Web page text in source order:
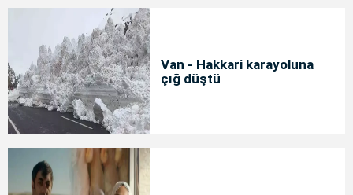
Van - Hakkari karayoluna
çığ düştü